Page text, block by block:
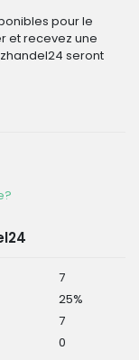
pour le
et recevez une
seront
7
25%
7
0